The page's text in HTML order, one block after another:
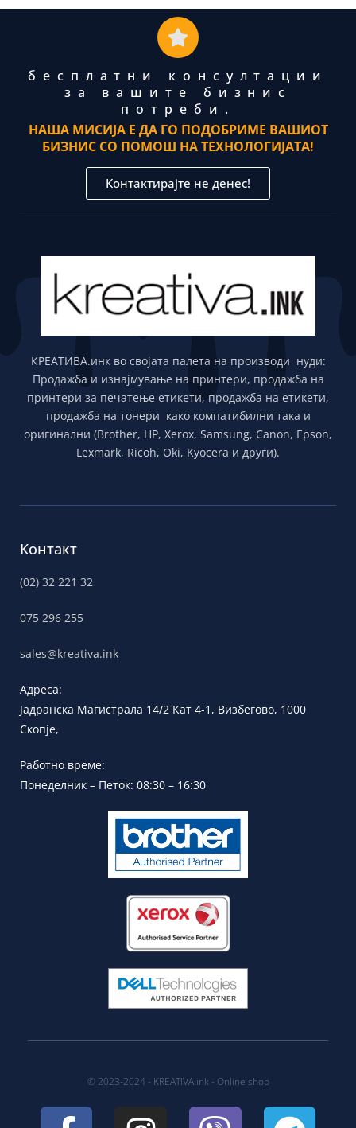
бесплатни консултации
за вашите бизнис
потреби.
НАША МИСИЈА Е ДА ГО ПОДОБРИМЕ ВАШИОТ
БИЗНИС СО ПОМОШ НА ТЕХНОЛОГИЈАТА!
Контактирајте не денес!
КРЕАТИВА.инк во својата палета на производи нуди:
Продажба и изнајмување на принтери, продажба на
принтери за печатење етикети, продажба на етикети,
продажба на тонери како компатибилни така и
оригинални (Brother, HP, Xerox, Samsung, Canon, Epson,
Lexmark, Ricoh, Oki, Kyocera и други).
Контакт
(02) 32 221 32
075 296 255
sales@kreativa.ink
Адреса:
Јадранска Магистрала 14/2 Кат 4-1, Визбегово, 1000
Скопје,
Работно време:
Понеделник – Петок: 08:30 – 16:30
© 2023-2024 - KREATIVA.ink - Online shop